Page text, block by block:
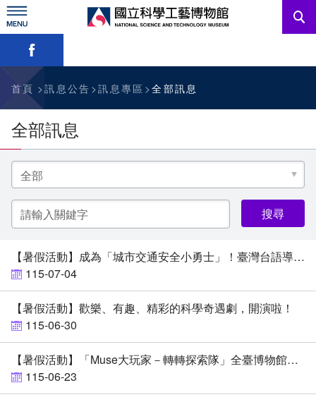
跳
到
主
要
訊息公告
參觀資訊
教育資源
網站服務
關於我們
略過字型切換，社群分享工具列
首頁 訊息公告 訊息專區 全部訊息
全部訊息
選
擇
分
類
關
鍵
字
【暑假活動】成為「城市交通安全小勇士」！臺灣台語導覽與闖關活動等你來挑戰
115-07-04
【暑假活動】歡樂、有趣、精彩的科學奇遇劇，開演啦！
115-06-30
【暑假活動】「Muse大玩家－轉轉探索隊」全臺博物館大串聯
115-06-23